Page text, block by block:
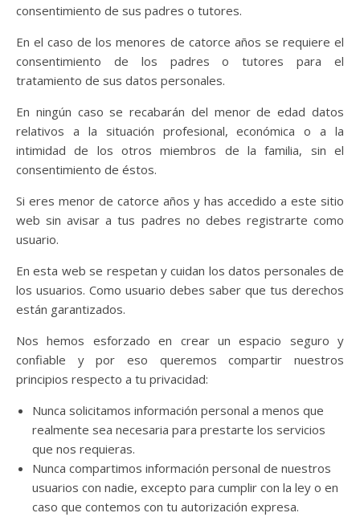
consentimiento de sus padres o tutores.
En el caso de los menores de catorce años se requiere el
consentimiento de los padres o tutores para el
tratamiento de sus datos personales.
En ningún caso se recabarán del menor de edad datos
relativos a la situación profesional, económica o a la
intimidad de los otros miembros de la familia, sin el
consentimiento de éstos.
Si eres menor de catorce años y has accedido a este sitio
web sin avisar a tus padres no debes registrarte como
usuario.
En esta web se respetan y cuidan los datos personales de
los usuarios. Como usuario debes saber que tus derechos
están garantizados.
Nos hemos esforzado en crear un espacio seguro y
confiable y por eso queremos compartir nuestros
principios respecto a tu privacidad:
Nunca solicitamos información personal a menos que
realmente sea necesaria para prestarte los servicios
que nos requieras.
Nunca compartimos información personal de nuestros
usuarios con nadie, excepto para cumplir con la ley o en
caso que contemos con tu autorización expresa.